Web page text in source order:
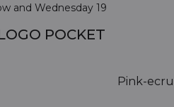
and Wednesday 19
POCKET
Pink-ecru